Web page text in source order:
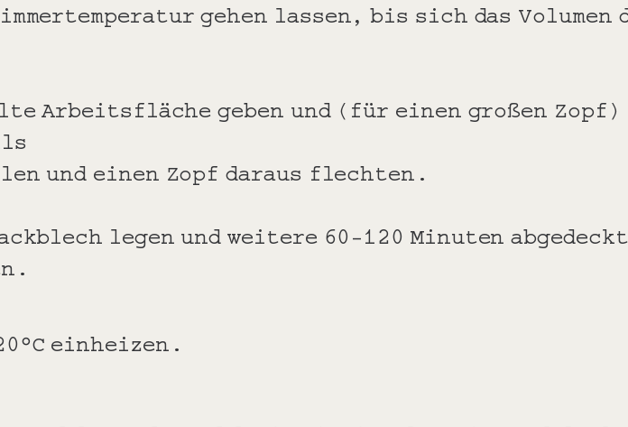
gehen lassen, bis sich das Volumen
Arbeitsfläche geben und (für einen großen
und einen Zopf daraus flechten.
legen und weitere 60-120 Minuten
einheizen.